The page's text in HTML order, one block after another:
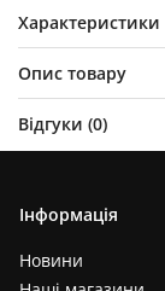
Характеристики
Опис товару
Відгуки (0)
Інформація
Новини